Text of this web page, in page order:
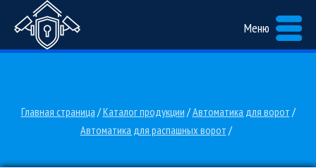
Меню
Главная страница /Каталог продукции /Автоматика для ворот /
Автоматика для распашных ворот /